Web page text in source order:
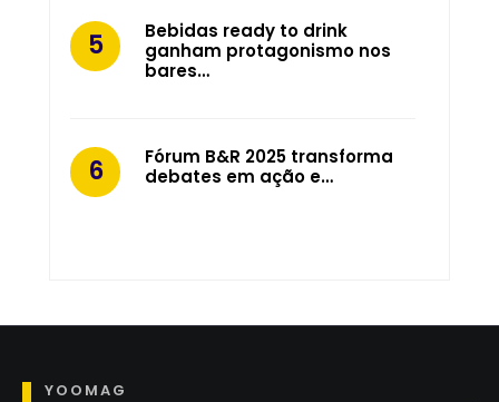
Bebidas ready to drink
ganham protagonismo nos
bares…
Fórum B&R 2025 transforma
debates em ação e…
YOOMAG